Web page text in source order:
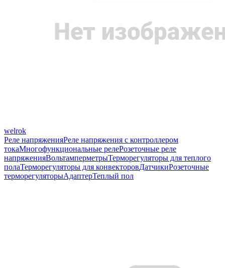
welrok
Реле напряженияРеле напряжения с контроллером
токаМногофункциональные релеРозеточные реле
напряженияВольтамперметрыТерморегуляторы для теплого
полаТерморегуляторы для конвекторовДатчикиРозеточные
терморегуляторыАдаптерТеплый пол